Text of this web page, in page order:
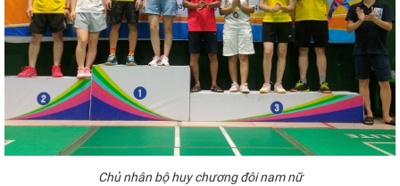
Chủnhân bộ huy chươngđôi namnữ